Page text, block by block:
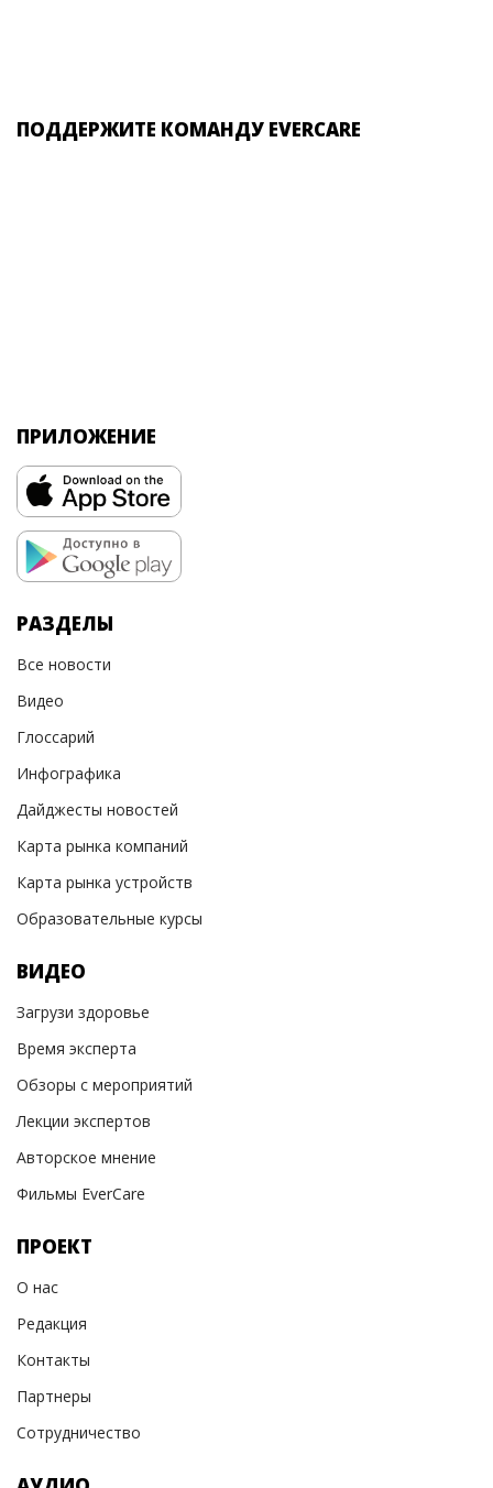
ПОДДЕРЖИТЕ КОМАНДУ EVERCARE
ПРИЛОЖЕНИЕ
РАЗДЕЛЫ
Все новости
Видео
Глоссарий
Инфографика
Дайджесты новостей
Карта рынка компаний
Карта рынка устройств
Образовательные курсы
ВИДЕО
Загрузи здоровье
Время эксперта
Обзоры с мероприятий
Лекции экспертов
Авторское мнение
Фильмы EverCare
ПРОЕКТ
О нас
Редакция
Контакты
Партнеры
Сотрудничество